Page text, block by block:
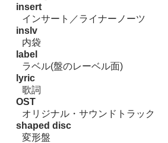
insert
インサート／ライナーノーツ
inslv
内袋
label
ラベル(盤のレーベル面)
lyric
歌詞
OST
オリジナル・サウンドトラック
shaped disc
変形盤